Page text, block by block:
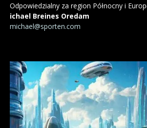
Odpowiedzialny za region Północny i
ichael Breines Oredam
michael@sporten.com